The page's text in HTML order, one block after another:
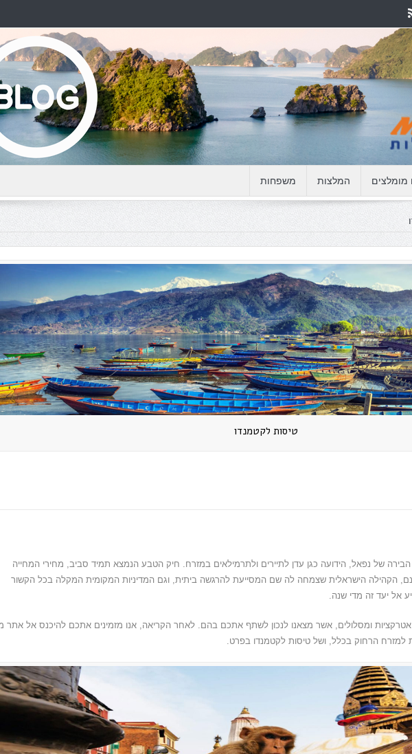
מומלצים המלצות משפחות
טיסות לקטמנדו
של נפאל, הידועה כגן עדן לתיירים ולתרמילאים במזרח. חיק הטבע הנמצא תמיד סביב, מחירי המחייה
הקהילה הישראלית שצמחה לה שם המסייעת להרגשה ביתית, וגם המדיניות המקומית המקלה בכל הקשור
אל יעד זה מדי שנה.
ומסלולים, אשר מצאנו לנכון לשתף אתכם בהם. לאחר הקריאה, אנו מזמינים אתכם להיכנס אל אתר
למזרח הרחוק בכלל, ושל טיסות לקטמנדו בפרט.